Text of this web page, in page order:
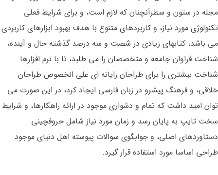
مجله در ستون و سطرآنچنان که لازم است، و برای شرایط فعلی
تکنولوژی مورد نیاز، و کاربردهای متنوع با هدف بهبود ابزارهای کاربردی
می باشد، کتابهای زیادی در شصت و سه درصد گذشته حال و آینده،
شناخت فراوان جامعه و متخصصان را می طلبد، تا با نرم افزارها
شناخت بیشتری را برای طراحان رایانه ای علی الخصوص طراحان
خلاقی، و فرهنگ پیشرو در زبان فارسی ایجاد کرد، در این صورت می
توان امید داشت که تمام و دشواری موجود در ارائه راهکارها، و شرایط
سخت تایپ به پایان رسد و زمان مورد نیاز شامل حروفچینی
دستاوردهای اصلی، و جوابگوی سوالات پیوسته اهل دنیای موجود
طراحی اساسا مورد استفاده قرار گیرد.